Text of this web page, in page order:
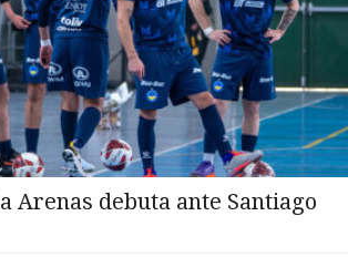
Arenas debuta ante Santiago